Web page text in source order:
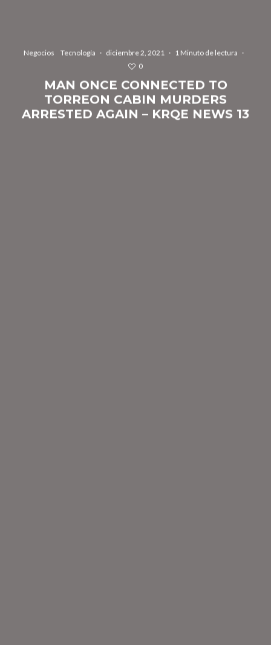
Negocios Tecnología · diciembre 2, 2021 · 1 Minuto de lectura ·
0
MAN ONCE CONNECTED TO
TORREON CABIN MURDERS
ARRESTED AGAIN – KRQE NEWS 13